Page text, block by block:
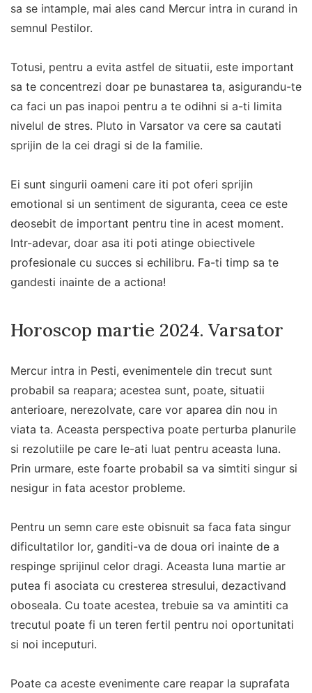
sa se intample, mai ales cand Mercur intra in curand in
semnul Pestilor.
Totusi, pentru a evita astfel de situatii, este important
sa te concentrezi doar pe bunastarea ta, asigurandu-te
ca faci un pas inapoi pentru a te odihni si a-ti limita
nivelul de stres. Pluto in Varsator va cere sa cautati
sprijin de la cei dragi si de la familie.
Ei sunt singurii oameni care iti pot oferi sprijin
emotional si un sentiment de siguranta, ceea ce este
deosebit de important pentru tine in acest moment.
Intr-adevar, doar asa iti poti atinge obiectivele
profesionale cu succes si echilibru. Fa-ti timp sa te
gandesti inainte de a actiona!
Horoscop martie 2024. Varsator
Mercur intra in Pesti, evenimentele din trecut sunt
probabil sa reapara; acestea sunt, poate, situatii
anterioare, nerezolvate, care vor aparea din nou in
viata ta. Aceasta perspectiva poate perturba planurile
si rezolutiile pe care le-ati luat pentru aceasta luna.
Prin urmare, este foarte probabil sa va simtiti singur si
nesigur in fata acestor probleme.
Pentru un semn care este obisnuit sa faca fata singur
dificultatilor lor, ganditi-va de doua ori inainte de a
respinge sprijinul celor dragi. Aceasta luna martie ar
putea fi asociata cu cresterea stresului, dezactivand
oboseala. Cu toate acestea, trebuie sa va amintiti ca
trecutul poate fi un teren fertil pentru noi oportunitati
si noi inceputuri.
Poate ca aceste evenimente care reapar la suprafata